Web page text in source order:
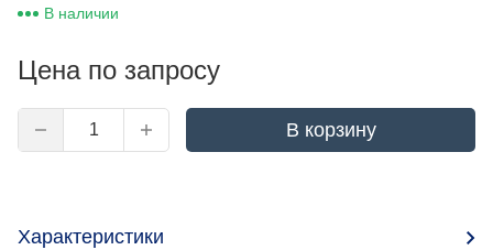
В наличии
Цена по запросу
В корзину
Характеристики